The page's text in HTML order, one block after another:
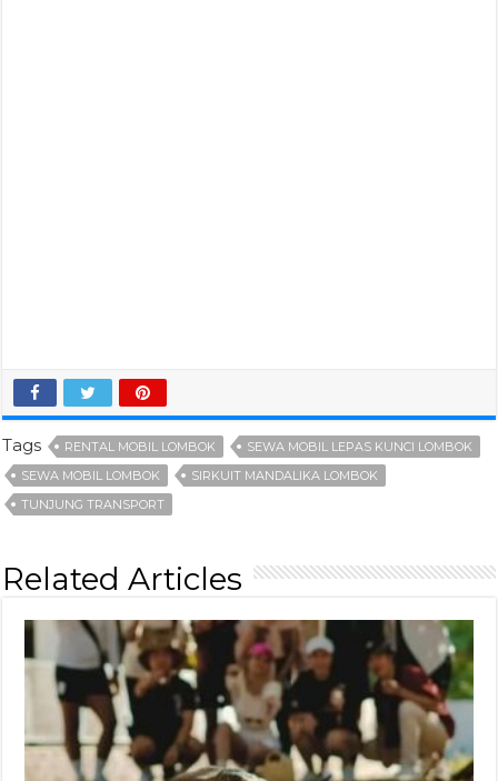
Tags RENTAL MOBIL LOMBOK
SEWA MOBIL LEPAS KUNCI LOMBOK
SEWA MOBIL LOMBOK
SIRKUIT MANDALIKA LOMBOK
TUNJUNG TRANSPORT
Related Articles